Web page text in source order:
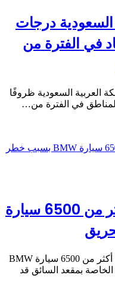
السعودية درجات
في الفترة من
العربية السعودية ظروفًا
في الفترة من…
السعودية تستدعي أكثر من 6500 سيارة
الرياض – استدعت وزارة التجارة أكثر من 6500 سيارة BMW
بمقعد السائق قد